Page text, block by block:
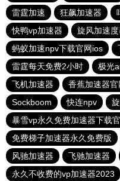
雷霆加速
狂飙加速器
快鸭vp加速器
旋风加速度
蚂蚁加速npv下载官网ios
雷霆每天免费2小时
极光
飞机加速器
香蕉加速器官
Sockboom
快连npv
暴雪vp永久免费加速器下载
免费梯子加速器永久免费版
风驰加速器
飞驰加速器
永久不收费的vp加速器2023